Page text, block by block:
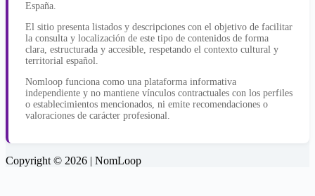
España.
El sitio presenta listados y descripciones con el objetivo de facilitar
la consulta y localización de este tipo de contenidos de forma
clara, estructurada y accesible, respetando el contexto cultural y
territorial español.
Nomloop funciona como una plataforma informativa
independiente y no mantiene vínculos contractuales con los perfiles
o establecimientos mencionados, ni emite recomendaciones o
valoraciones de carácter profesional.
Copyright © 2026 | NomLoop